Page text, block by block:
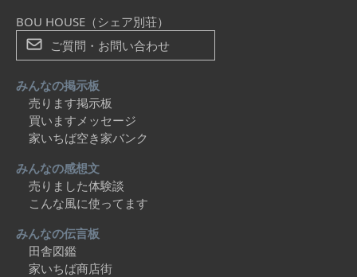
BOU HOUSE（シェア別荘）
ご質問・お問い合わせ
みんなの掲示板
売ります掲示板
買いますメッセージ
家いちば空き家バンク
みんなの感想文
売りました体験談
こんな風に使ってます
みんなの伝言板
田舎図鑑
家いちば商店街